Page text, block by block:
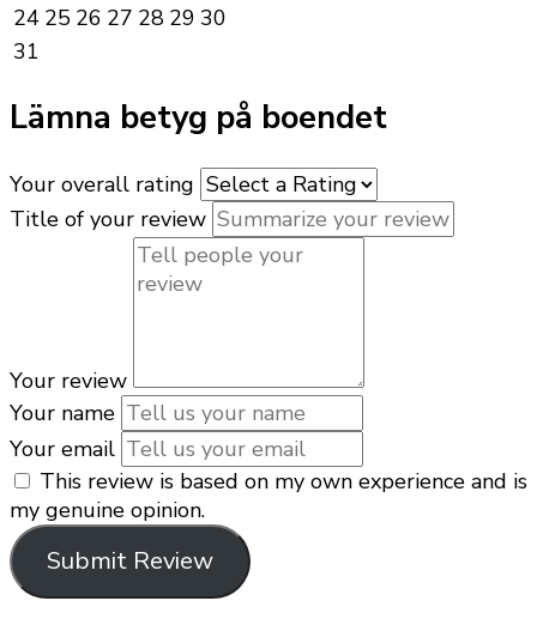
24 25 26 27 28 29 30
31
Lämna betyg på boendet
Your overall rating
Title of your review
Your review
Your name
Your email
This review is based on my own experience and is
my genuine opinion.
Submit Review